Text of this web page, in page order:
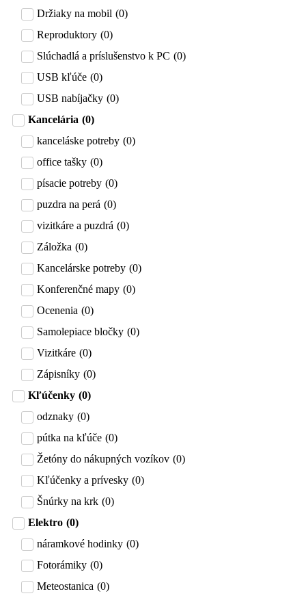
Držiaky na mobil (0)
Reproduktory (0)
Slúchadlá a príslušenstvo k PC (0)
USB kľúče (0)
USB nabíjačky (0)
Kancelária (0)
kanceláske potreby (0)
office tašky (0)
písacie potreby (0)
puzdra na perá (0)
vizitkáre a puzdrá (0)
Záložka (0)
Kancelárske potreby (0)
Konferenčné mapy (0)
Ocenenia (0)
Samolepiace bločky (0)
Vizitkáre (0)
Zápisníky (0)
Kľúčenky (0)
odznaky (0)
pútka na kľúče (0)
Žetóny do nákupných vozíkov (0)
Kľúčenky a prívesky (0)
Šnúrky na krk (0)
Elektro (0)
náramkové hodinky (0)
Fotorámiky (0)
Meteostanica (0)